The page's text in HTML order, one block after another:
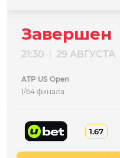
Завершен
21:30 29 АВГУСТА
ATP US Open
1/64 финала
1.67